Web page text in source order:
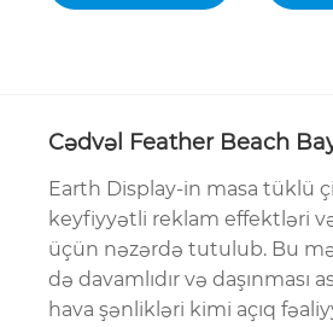
Cədvəl Feather Beach
Earth Display-in masa tüklü
keyfiyyətli reklam effektləri
üçün nəzərdə tutulub. Bu
də davamlıdır və daşınması
hava şənlikləri kimi açıq